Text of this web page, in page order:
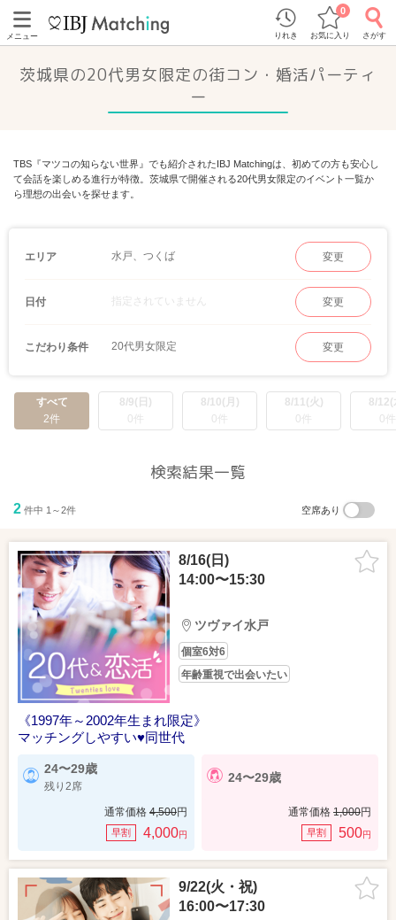
メニュー りれき お気に入り
0
さがす
茨城県の20代男女限定の街コン・婚活パーティ
ー
TBS『マツコの知らない世界』でも紹介されたIBJ Matchingは、初めての方も安心し
て会話を楽しめる進行が特徴。茨城県で開催される20代男女限定のイベント一覧か
ら理想の出会いを探せます。
エリア 水戸、つくば 変更
日付 指定されていません 変更
こだわり条件 20代男女限定 変更
すべて
2件
8/9(日)
0件
8/10(月)
0件
8/11(火)
0件
8/12(
0件
検索結果一覧
2 件中 1～2件 空席あり
8/16(日)
14:00〜15:30
ツヴァイ水戸
個室6対6
年齢重視で出会いたい
《1997年～2002年生まれ限定》
マッチングしやすい♥同世代
24〜29歳
残り2席
通常価格 4,500円
早割 4,000円
24〜29歳
通常価格 1,000円
早割 500円
9/22(火・祝)
16:00〜17:30